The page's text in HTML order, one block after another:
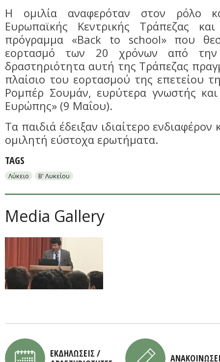
Η ομιλία αναφερόταν στον ρόλο
Ευρωπαϊκής Κεντρικής Τράπεζας
πρόγραμμα «Back to school» που
εορτασμό των 20 χρόνων από
δραστηριότητα αυτή της Τράπεζας
πλαίσιο του εορτασμού της επετείου
Ρομπέρ Σουμάν, ευρύτερα γνωστής
Ευρώπης» (9 Μαΐου).
Τα παιδιά έδειξαν ιδιαίτερο
ομιλητή εύστοχα ερωτήματα.
TAGS
Λύκειο Β' Λυκείου
Media Gallery
ΕΚΔΗΛΩΣΕΙΣ /